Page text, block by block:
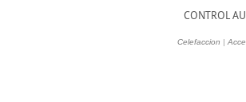
CONTROL
Celefaccion |